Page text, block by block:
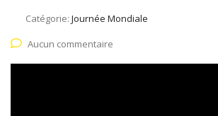
Catégorie: Journée Mondiale
Aucun commentaire